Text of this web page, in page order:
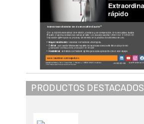
PRODUCTOS DESTACADOS